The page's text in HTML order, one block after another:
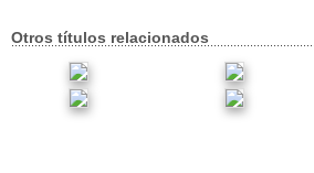
Otros títulos relacionados